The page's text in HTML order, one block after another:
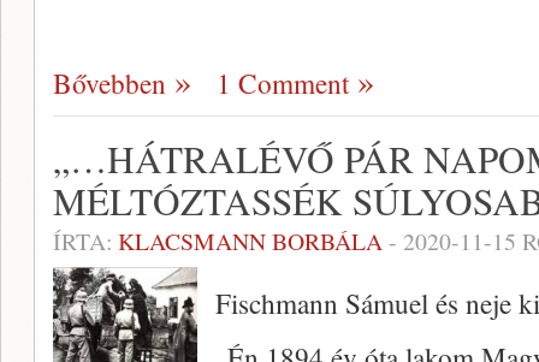
Bővebben 1 Comment
„…HÁTRALÉVŐ PÁR
MÉLTÓZTASSÉK
ÍRTA: KLACSMANN BORBÁLA- 2020-11-15
Fischmann Sámuel és neje